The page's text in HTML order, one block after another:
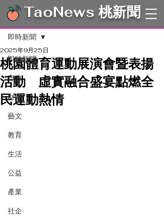
TaoNews 桃新聞
文章
即時新聞
市政
財經
藝文
教育
生活
公益
產業
社企
即時新聞
桃園體育運動展演會暨表揚
活動 虛實融合盛宴點燃全
民運動熱情
2025年9月25日